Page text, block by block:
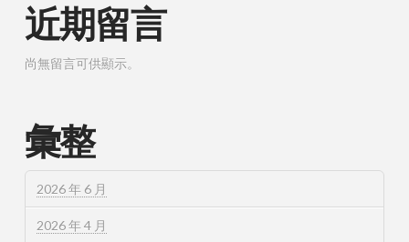
近期留言
尚無留言可供顯示。
彙整
2026 年 6 月
2026 年 4 月